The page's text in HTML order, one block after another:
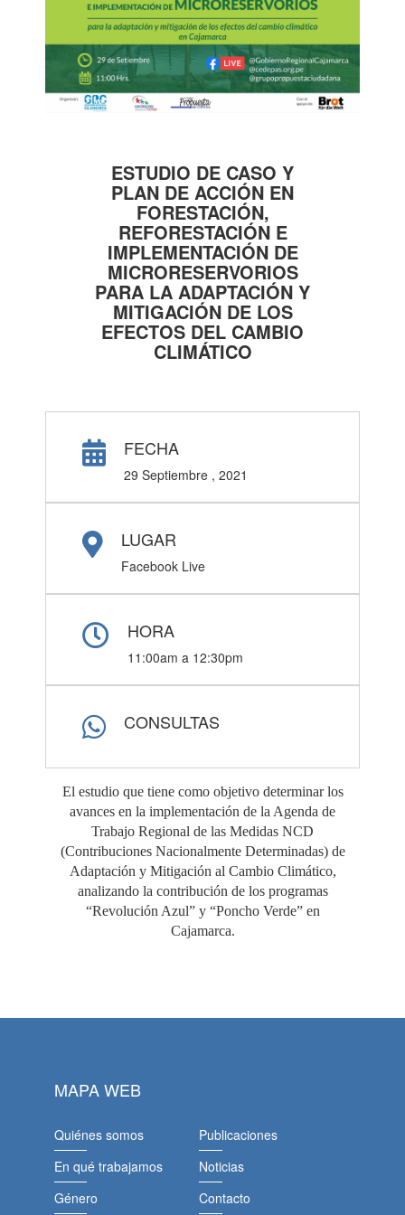
ESTUDIO DE CASO Y
PLAN DE ACCIÓN EN
FORESTACIÓN,
REFORESTACIÓN E
IMPLEMENTACIÓN DE
MICRORESERVORIOS
PARA LA ADAPTACIÓN Y
MITIGACIÓN DE LOS
EFECTOS DEL CAMBIO
CLIMÁTICO
FECHA
29 Septiembre , 2021
LUGAR
Facebook Live
HORA
11:00am a 12:30pm
CONSULTAS
El estudio que tiene como objetivo determinar los
avances en la implementación de la Agenda de
Trabajo Regional de las Medidas NCD
(Contribuciones Nacionalmente Determinadas) de
Adaptación y Mitigación al Cambio Climático,
analizando la contribución de los programas
“Revolución Azul” y “Poncho Verde” en
Cajamarca.
MAPA WEB
Quiénes somos
En qué trabajamos
Género
Publicaciones
Noticias
Contacto